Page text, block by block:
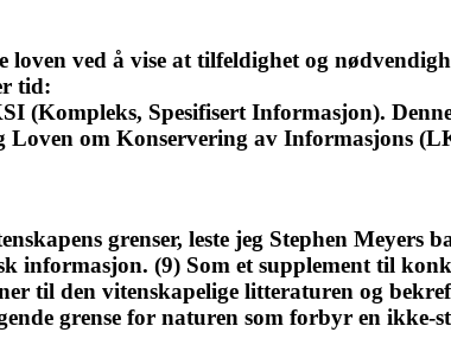
ved å vise at tilfeldighet og
tid:
(Kompleks, Spesifisert Informasjon).
om Konservering av Informasjons
grenser, leste jeg Stephen Meyers
informasjon. (9) Som et supplement til
til den vitenskapelige litteraturen og
grense for naturen som forbyr en ikke-